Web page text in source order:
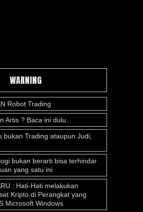
WARNING
Robot Trading
Artis ? Baca ini dulu.
bukan Trading ataupun Judi,
bukan berarti bisa terhindar
yang satu ini
: Hati-Hati melakukan
Kripto di Perangkat yang
Microsoft Windows